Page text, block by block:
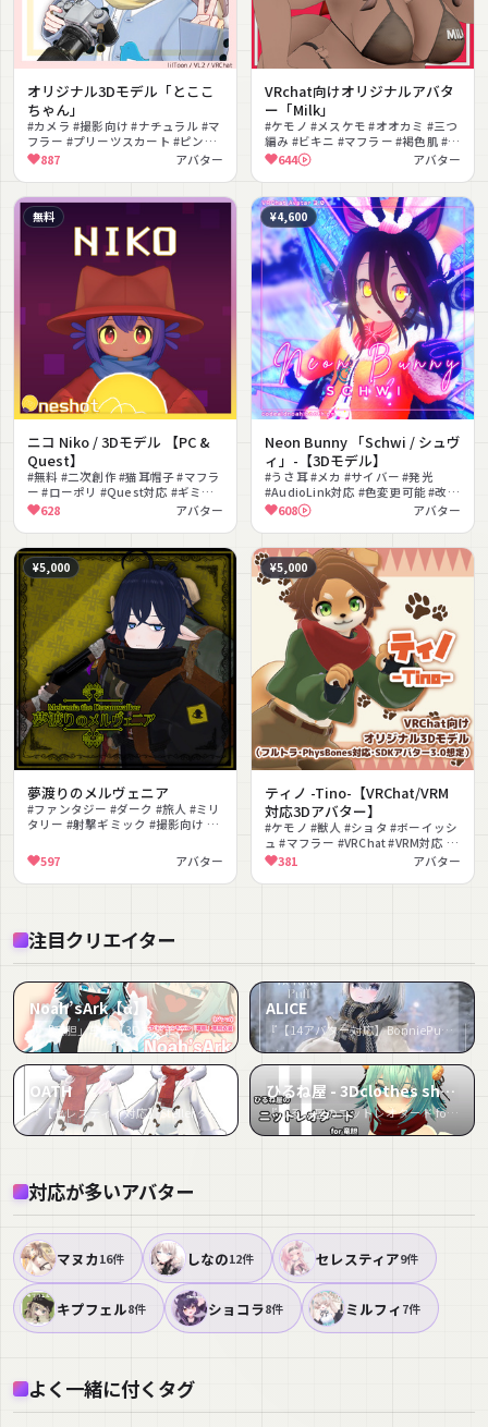
オリジナル3Dモデル「とここ
ちゃん」
#カメラ #撮影向け #ナチュラル #マ
フラー #プリーツスカート #ピンク
髪 #VRChat #MA対応 #lilToon対応
887 アバター
VRchat向けオリジナルアバタ
ー「Milk」
#ケモノ #メスケモ #オオカミ #三つ
編み #ビキニ #マフラー #褐色肌 #む
ちむち #揺れ物 #MA対応
644 アバター
無料
ニコ Niko / 3Dモデル 【PC &
Quest】
#無料 #二次創作 #猫耳帽子 #マフラ
ー #ローポリ #Quest対応 #ギミッ
ク #癒し
628 アバター
¥4,600
Neon Bunny 「Schwi / シュヴ
ィ」-【3Dモデル】
#うさ耳 #メカ #サイバー #発光
#AudioLink対応 #色変更可能 #改変
#もこもこ
608 アバター
¥5,000
夢渡りのメルヴェニア
#ファンタジー #ダーク #旅人 #ミリ
タリー #射撃ギミック #撮影向け #
597 アバター
¥5,000
ティノ -Tino-【VRChat/VRM
対応3Dアバター】
#ケモノ #獣人 #ショタ #ボーイッシ
ュ #マフラー #VRChat #VRM対応 #
茶381 アバター
注目クリエイター
Noah’sArk【α】
『「竜胆」専用【3D衣装モデル】白きなこ』など6件
ALICE
『【14アバター対応】BonniePuff【VRChat向け衣装モデル】』など3件
OATH
『【セレスティア対応】Steller ダッフルコーデセット/STELLAR DUFFLE』など3件
ひるね屋 - 3Dclothes shop
『ひるね屋のニットレオタード for 竜胆』など2件
対応が多いアバター
マヌカ16件 しなの12件 セレスティア9件
キプフェル8件 ショコラ8件 ミルフィ7件
よく一緒に付くタグ